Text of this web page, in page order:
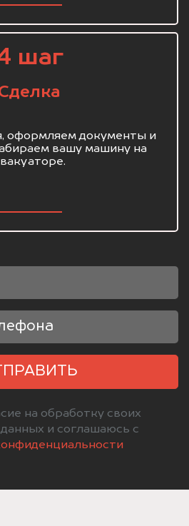
шаг
оформляем документы и
вашу машину на
на обработку своих
и соглашаюсь с